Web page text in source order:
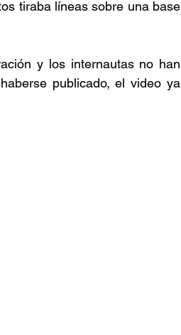
tiraba líneas sobre una base
y los internautas no han
publicado, el video ya